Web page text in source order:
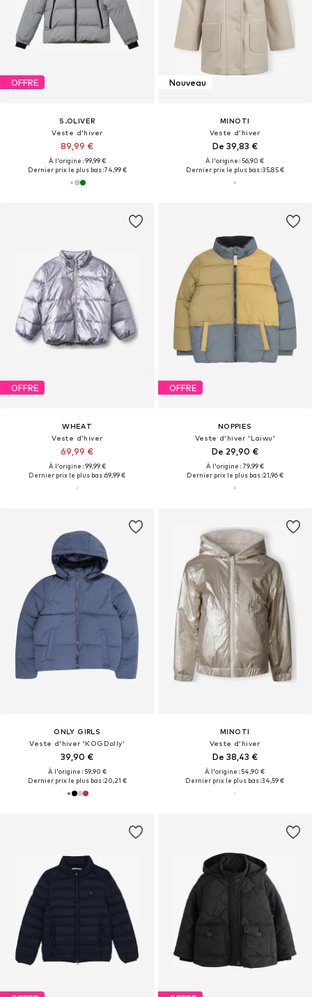
OFFRE
S.OLIVER
Veste d’hiver
89,99 €
À l'origine : 99,99 €
Dernier prix le plus bas :74,99 €
Nouveau
MINOTI
Veste d’hiver
De 39,83 €
À l'origine : 56,90 €
Dernier prix le plus bas :35,85 €
OFFRE
WHEAT
Veste d’hiver
69,99 €
À l'origine : 99,99 €
Dernier prix le plus bas :69,99 €
OFFRE
NOPPIES
Veste d’hiver 'Laiwu'
De 29,90 €
À l'origine : 79,99 €
Dernier prix le plus bas :21,96 €
ONLY GIRLS
Veste d’hiver 'KOGDolly'
39,90 €
À l'origine : 59,90 €
Dernier prix le plus bas :20,21 €
MINOTI
Veste d’hiver
De 38,43 €
À l'origine : 54,90 €
Dernier prix le plus bas :34,59 €